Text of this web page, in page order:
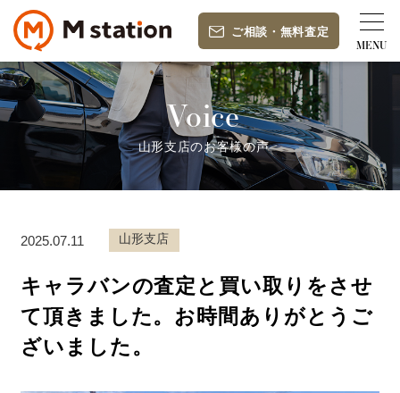
ご相談 ・ 無料査定
Voice
山形支店のお客様の声
2025.07.11 山形支店
キャラバンの査定と買い取りをさせ
て頂きました。お時間ありがとうご
ざいました。